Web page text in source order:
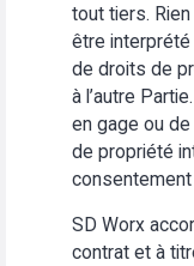
tout tiers.
être
de droits de
à l’autre
en gage ou
de propriété
SD Worx
contrat et à